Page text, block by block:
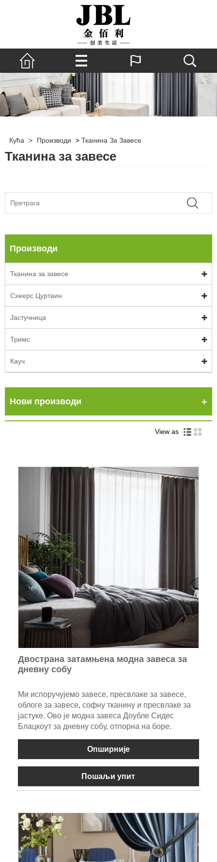
Кућа > Производи > Тканина За Завесе
Тканина за завесе
Производи
Тканина за завесе
Схеерс Цуртаин
Јастучница
Тримс
Кауч
Нови производи
View as
Двострана затамњена модна завеса за
дневну собу
Ми испоручујемо завесе, пресвлаке за завесе,
облоге за завесе, софну тканину и пресвлаке за
јастуке. Ово је модна завеса Доубле Сидес
Блацкоут за дневну собу, отпорна на боре.
Опширније
Пошаљи упит